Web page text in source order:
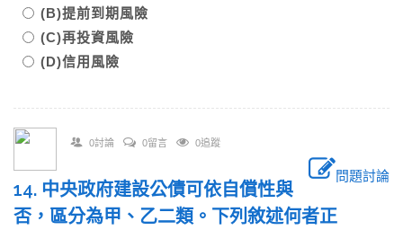
(B)提前到期風險
(C)再投資風險
(D)信用風險
0討論 0留言 0追蹤
問題討論
14. 中央政府建設公債可依自償性與
否，區分為甲、乙二類。下列敘述何者正